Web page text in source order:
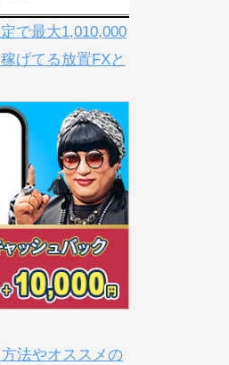
で最大1,010,000
げてる放置FXと
法やオススメの